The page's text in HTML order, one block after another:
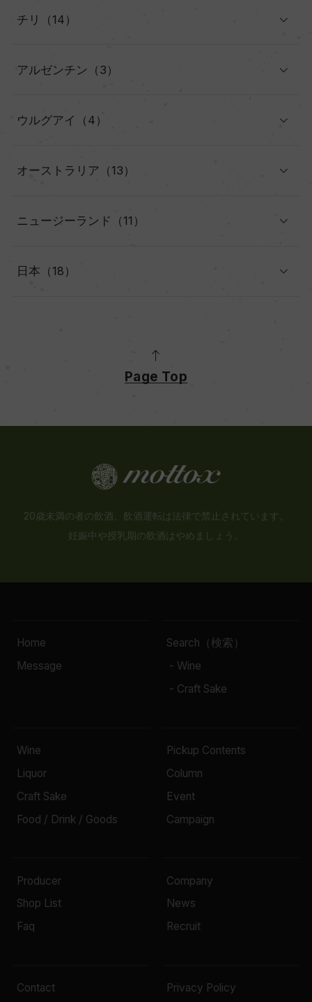
チリ（14）
アルゼンチン（3）
ウルグアイ（4）
オーストラリア（13）
ニュージーランド（11）
日本（18）
Page Top
20歳未満の者の飲酒、飲酒運転は法律で禁止されています。
妊娠中や授乳期の飲酒はやめましょう。
Home
Message
Search（検索）
- Wine
- Craft Sake
Wine
Liquor
Craft Sake
Food / Drink / Goods
Pickup Contents
Column
Event
Campaign
Producer
Shop List
Faq
Company
News
Recruit
Contact Privacy Policy